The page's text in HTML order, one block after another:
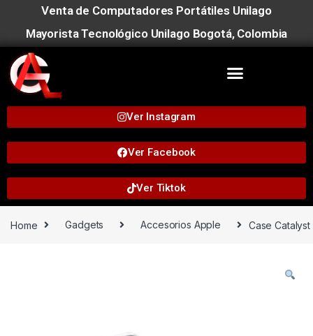
Venta de Computadores Portátiles Unilago
Mayorista Tecnológico Unilago Bogotá, Colombia
Ver Instagram
Ver Facebook
Ver Tiktok
Home Gadgets Accesorios Apple Case